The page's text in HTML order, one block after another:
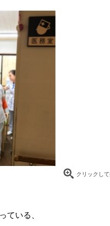
クリックし
ている、